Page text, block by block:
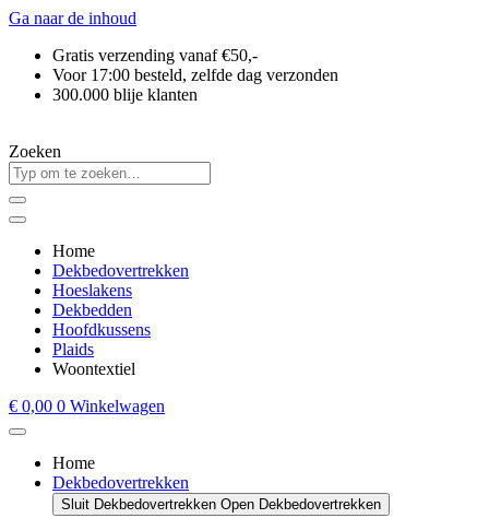
Ga naar de inhoud
Gratis verzending vanaf €50,-
Voor 17:00 besteld, zelfde dag verzonden
300.000 blije klanten
Zoeken
Home
Dekbedovertrekken
Hoeslakens
Dekbedden
Hoofdkussens
Plaids
Woontextiel
€ 0,00 0 Winkelwagen
Home
Dekbedovertrekken
Sluit Dekbedovertrekken Open Dekbedovertrekken